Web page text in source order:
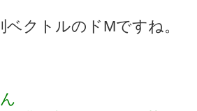
クトルのドMですね。